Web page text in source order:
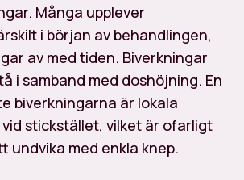
Många upplever
i början av behandlingen,
av med tiden. Biverkningar
i samband med doshöjning. En
biverkningarna är lokala
stickstället, vilket är ofarligt
undvika med enkla knep.